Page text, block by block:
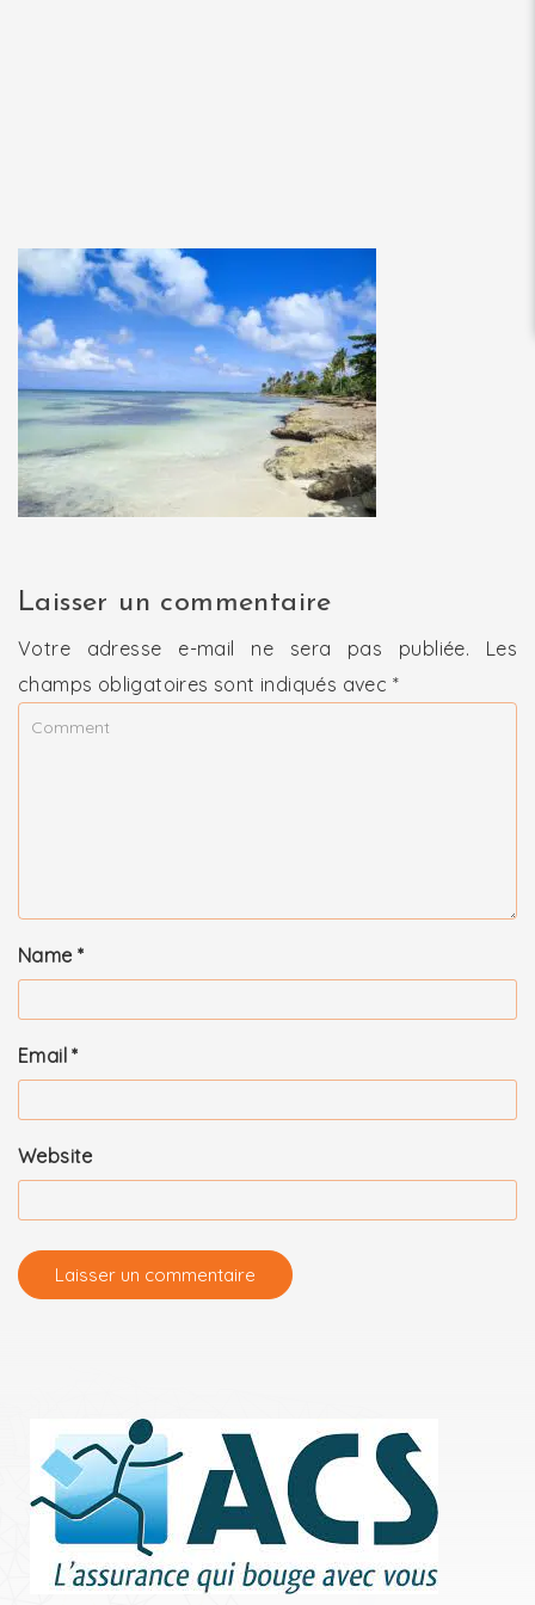
Laisser un commentaire
Votre adresse e-mail ne sera pas publiée.
Les
champs obligatoires sont indiqués avec *
Name *
Email*
Website